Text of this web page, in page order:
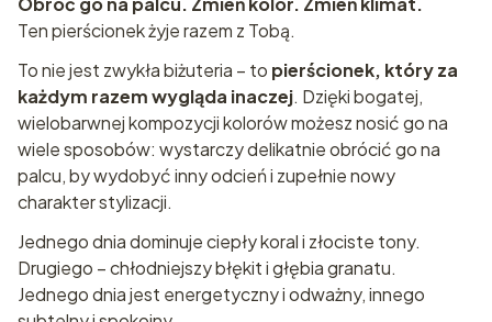
Ten pierścionek żyje razem z Tobą.
To nie jest zwykła biżuteria – to pierścionek, który za
każdym razem wygląda inaczej. Dzięki bogatej,
wielobarwnej kompozycji kolorów możesz nosić go na
wiele sposobów: wystarczy delikatnie obrócić go na
palcu, by wydobyć inny odcień i zupełnie nowy
charakter stylizacji.
Jednego dnia dominuje ciepły koral i złociste tony.
Drugiego – chłodniejszy błękit i głębia granatu.
Jednego dnia jest energetyczny i odważny, innego